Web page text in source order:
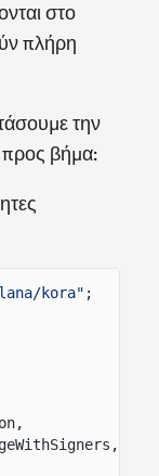
στο
πλήρη
την
βήμα:
kora" ;